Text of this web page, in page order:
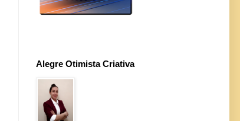
Alegre Otimista Criativa